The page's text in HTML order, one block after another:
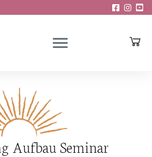
Aufbau Seminar